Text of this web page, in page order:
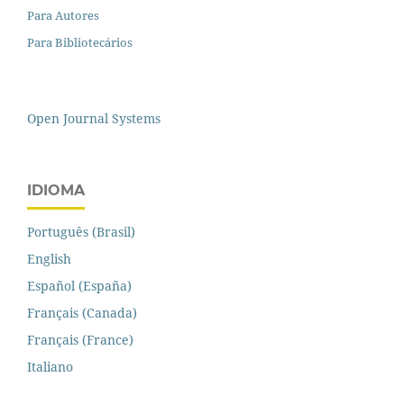
Para Autores
Para Bibliotecários
Open Journal Systems
IDIOMA
Português (Brasil)
English
Español (España)
Français (Canada)
Français (France)
Italiano